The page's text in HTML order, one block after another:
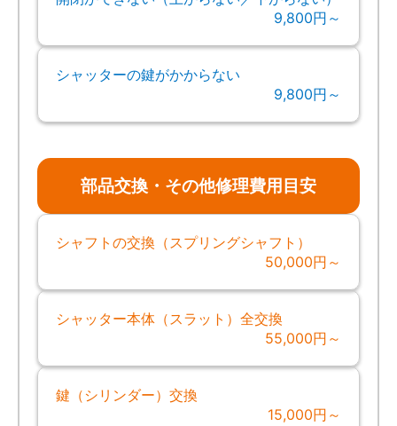
9,800円～
シャッターの鍵がかからない
9,800円～
部品交換・その他修理費用目安
シャフトの交換（スプリングシャフト）
50,000円～
シャッター本体（スラット）全交換
55,000円～
鍵（シリンダー）交換
15,000円～